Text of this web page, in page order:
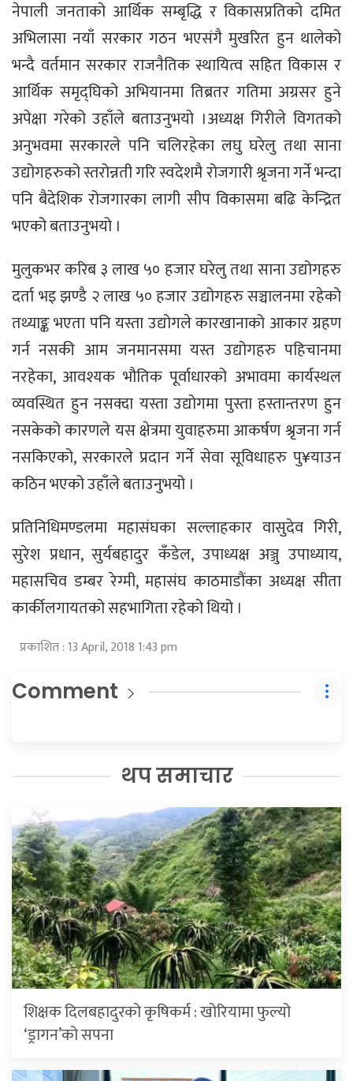
नेपाली जनताको आर्थिक सम्बृद्धि र विकासप्रतिको दमित
अभिलासा नयाँ सरकार गठन भएसंगै मुखरित हुन थालेको
भन्दै वर्तमान सरकार राजनैतिक स्थायित्व सहित विकास र
आर्थिक समृद्घिको अभियानमा तिब्रतर गतिमा अग्रसर हुने
अपेक्षा गरेको उहाँले बताउनुभयो ।अध्यक्ष गिरीले विगतको
अनुभवमा सरकारले पनि चलिरहेका लघु घरेलु तथा साना
उद्योगहरुको स्तरोन्नती गरि स्वदेशमै रोजगारी श्रृजना गर्ने भन्दा
पनि बैदेशिक रोजगारका लागी सीप विकासमा बढि केन्द्रित
भएको बताउनुभयो ।
मुलुकभर करिब ३ लाख ५० हजार घरेलु तथा साना उद्योगहरु
दर्ता भइ झण्डै २ लाख ५० हजार उद्योगहरु सञ्चालनमा रहेको
तथ्याङ्क भएता पनि यस्ता उद्योगले कारखानाको आकार ग्रहण
गर्न नसकी आम जनमानसमा यस्त उद्योगहरु पहिचानमा
नरहेका, आवश्यक भौतिक पूर्वाधारको अभावमा कार्यस्थल
व्यवस्थित हुन नसक्दा यस्ता उद्योगमा पुस्ता हस्तान्तरण हुन
नसकेको कारणले यस क्षेत्रमा युवाहरुमा आकर्षण श्रृजना गर्न
नसकिएको, सरकारले प्रदान गर्ने सेवा सूविधाहरु पु¥याउन
कठिन भएको उहाँले बताउनुभयो ।
प्रतिनिधिमण्डलमा महासंघका सल्लाहकार वासुदेव गिरी,
सुरेश प्रधान, सुर्यबहादुर कँडेल, उपाध्यक्ष अञ्जु उपाध्याय,
महासचिव डम्बर रेग्मी, महासंघ काठमाडौंका अध्यक्ष सीता
कार्कीलगायतको सहभागिता रहेको थियो ।
प्रकाशित : 13 April, 2018 1:43 pm
Comment
थप समाचार
शिक्षक दिलबहादुरको कृषिकर्म : खोरियामा फुल्यो
‘ड्रागन’को सपना